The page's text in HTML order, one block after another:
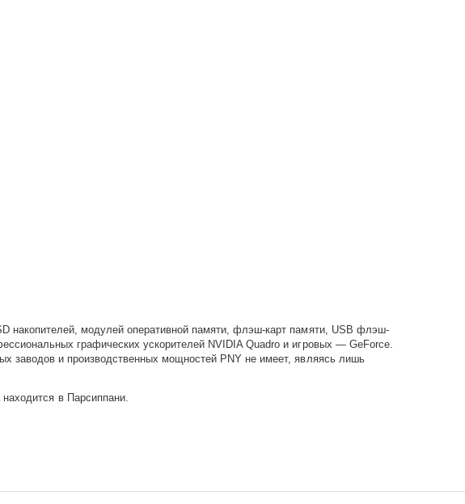
накопителей, модулей оперативной памяти, флэш-карт памяти, USB флэш-
графических ускорителей NVIDIA Quadro и игровых — GeForce.
заводов и производственных мощностей PNY не имеет, являясь лишь
в Парсиппани.